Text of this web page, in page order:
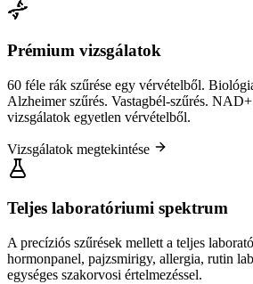
Prémium vizsgálatok
60 féle rák szűrése egy vérvételből.
Alzheimer szűrés. Vastagbél-szűrés.
vizsgálatok egyetlen vérvételből.
Vizsgálatok megtekintése
Teljes laboratóriumi spektrum
A precíziós szűrések mellett a teljes
hormonpanel, pajzsmirigy, allergia, rutin
egységes szakorvosi értelmezéssel.